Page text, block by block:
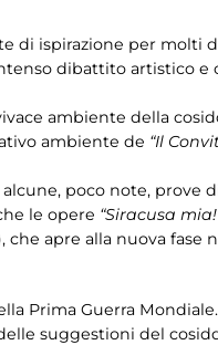
di ispirazione per molti
dibattito artistico e
ambiente della
ambiente de “Il
poco note, prove
le opere “Siracusa
che apre alla nuova
Prima Guerra
suggestioni del